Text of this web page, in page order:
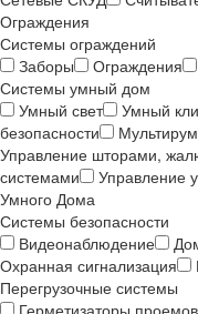
Ограждения
Системы ограждений
Заборы
Ограждения
Системы умный дом
Умный свет
Умный
безопасности
Мультирум
Управление шторами,
системами
Управление
Умного Дома
Системы безопасности
Видеонаблюдение
Охранная сигнализация
Перегрузочные системы